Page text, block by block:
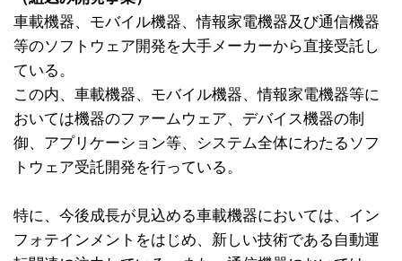
車載機器、モバイル機器、情報家電機器及び通信機器
等のソフトウェア開発を大手メーカーから直接受託し
ている。
この内、車載機器、モバイル機器、情報家電機器等に
おいては機器のファームウェア、デバイス機器の制
御、アプリケーション等、システム全体にわたるソフ
トウェア受託開発を行っている。
特に、今後成長が見込める車載機器においては、イン
フォテインメントをはじめ、新しい技術である自動運